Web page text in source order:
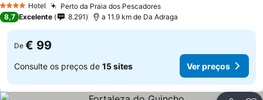
4 EstrelasHotel Perto da Praia dos Pescadores
8,7 Excelente 8.291 a 11.9 km de Da Adraga
De € 99
Consulte os preços de 15 sites Ver preços